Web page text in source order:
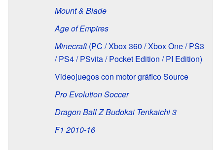
Mount & Blade
Age of Empires
Minecraft(PC / Xbox 360 / Xbox One / PS3
/ PS4 / PSvita / Pocket Edition / PI Edition)
Videojuegos con motor gráfico Source
Pro Evolution Soccer
Dragon Ball Z Budokai Tenkaichi 3
F1 2010-16